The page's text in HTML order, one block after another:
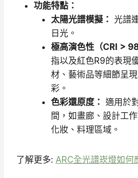
功能特點：
太陽光譜模擬： 光譜
日光。
極高演色性（CRI >
指以及紅色R9的表現
材、藝術品等細節呈
彩。
色彩還原度： 適用於
間，如畫廊、設計工
化妝、料理區域。
了解更多: ARC全光譜崁燈如何